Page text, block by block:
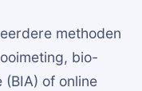
methoden
bio-
of online